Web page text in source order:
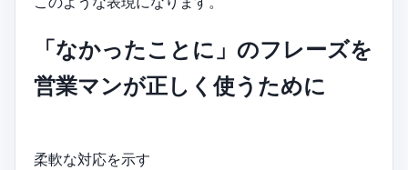
「なかったことに」のフレーズを
営業マンが正しく使うために
柔軟な対応を示す